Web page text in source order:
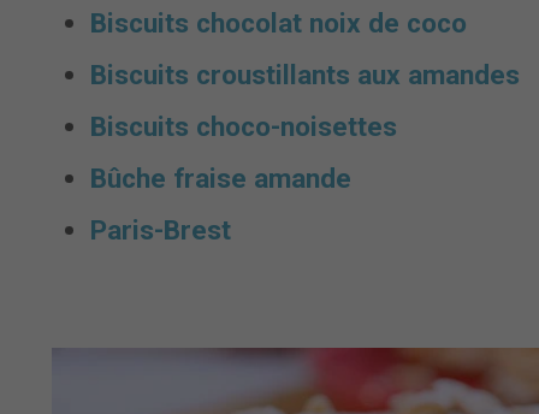
Biscuits chocolat noix de coco
Biscuits croustillants aux amandes
Biscuits choco-noisettes
Bûche fraise amande
Paris-Brest